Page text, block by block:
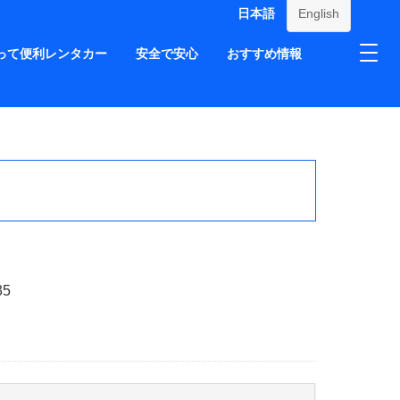
日本語 English
て便利レンタカー 安全で安心 おすすめ情報